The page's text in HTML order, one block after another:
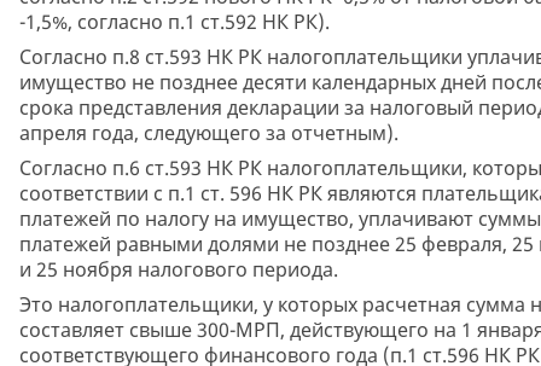
-1,5%, согласно п.1 ст.592 НК РК).
Согласно п.8 ст.593 НК РК налогоплательщики
имущество не позднее десяти календарных дней
срока представления декларации за налоговый
апреля года, следующего за отчетным).
Согласно п.6 ст.593 НК РК налогоплательщики,
соответствии с п.1 ст. 596 НК РК являются
платежей по налогу на имущество, уплачивают
платежей равными долями не позднее 25 февраля, 25
и 25 ноября налогового периода.
Это налогоплательщики, у которых расчетная сумма
составляет свыше 300-МРП, действующего на 1
соответствующего финансового года (п.1 ст.596 НК